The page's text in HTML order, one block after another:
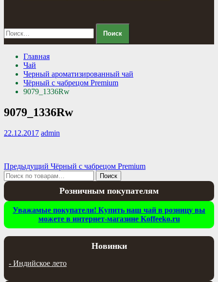
Найти:
Главная
Чай
Черный ароматизированный чай
Чёрный с чабрецом Premium
9079_1336Rw
9079_1336Rw
22.12.2017 admin
Навигация
по
записям
Предыдущий Предыдущая
запись:
Чёрный с чабрецом Premium
Искать:
Поиск
Розничным покупателям
Уважамые покупатели! Купить наш чай в розницу вы
можете в интернет-магазине Koffeeko.ru
Новинки
- Индийское лето